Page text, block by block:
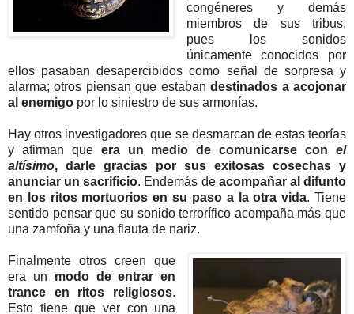
congéneres y demás
miembros de sus tribus,
pues los sonidos
únicamente conocidos por
ellos pasaban desapercibidos como señal de sorpresa y
alarma; otros piensan que estabandestinados a acojonar
al enemigo por lo siniestro de sus armonías.
Hay otros investigadores que se desmarcan de estas teorías
y afirman que era un medio de comunicarse conel
altísimo, darle gracias por sus exitosas cosechas y
anunciar un sacrificio. Endemás de acompañar al difunto
en los ritos mortuorios en su paso a la otra vida. Tiene
sentido pensar que su sonido terrorífico acompaña más que
una zamfoña y una flauta de nariz.
Finalmente otros creen que
era un modo de entrar en
trance en ritos religiosos.
Esto tiene que ver con una